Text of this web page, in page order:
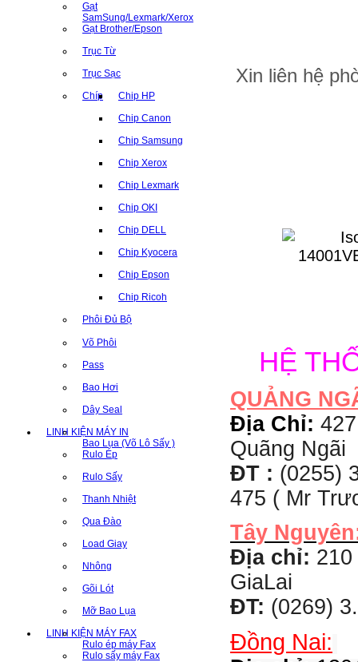
Gạt
SamSung/Lexmark/Xerox
Gạt Brother/Epson
Trục Từ
Trục Sạc
Chíp Chip HP
Chip Canon
Chip Samsung
Chip Xerox
Chip Lexmark
Chip OKI
Chip DELL
Chip Kyocera
Chip Epson
Chip Ricoh
Phôi Đủ Bộ
Võ Phôi
Pass
Bao Hơi
Dây Seal
LINH KIỆN MÁY IN
Bao Lụa (Võ Lô Sấy )
Rulo Ép
Rulo Sấy
Thanh Nhiệt
Qua Đào
Load Giay
Nhông
Gõi Lót
Mỡ Bao Lụa
LINH KIỆN MÁY FAX
Rulo ép máy Fax
Rulo sấy máy Fax
Xin liên hệ
HỆ
QUẢNG
Địa Chỉ:
Quãng Ngãi
ĐT : (0255)
475 ( Mr
Tây
Địa chỉ:
GiaLai
ĐT: (0269)
Đồng Nai: